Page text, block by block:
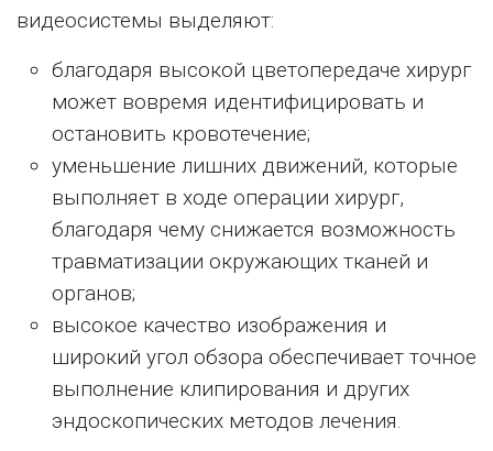
видеосистемы выделяют:
благодаря высокой цветопередаче хирург
может вовремя идентифицировать и
остановить кровотечение;
уменьшение лишних движений, которые
выполняет в ходе операции хирург,
благодаря чему снижается возможность
травматизации окружающих тканей и
органов;
высокое качество изображения и
широкий угол обзора обеспечивает точное
выполнение клипирования и других
эндоскопических методов лечения.